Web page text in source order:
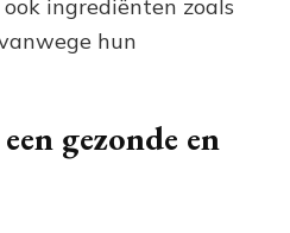
ingrediënten zoals
hun
gezonde en